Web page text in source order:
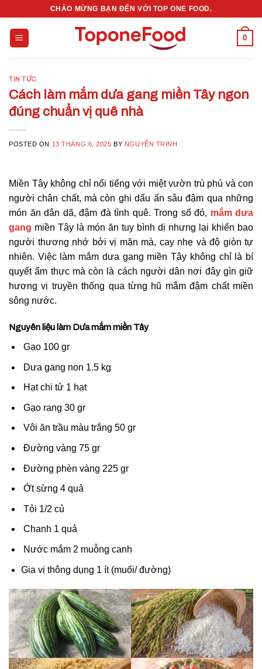
content
CHÀO MỪNG BẠN ĐẾN VỚI TOP ONE FOOD.
0
TIN TỨC
Cách làm mắm dưa gang miền Tây ngon
đúng chuẩn vị quê nhà
POSTED ON 13 THÁNG 6, 2025 BY NGUYỄN TRINH
Miền Tây không chỉ nổi tiếng với miệt vườn trù phú và con
người chân chất, mà còn ghi dấu ấn sâu đậm qua những
món ăn dân dã, đậm đà tình quê. Trong số đó, mắm dưa
gang miền Tây là món ăn tuy bình dị nhưng lại khiến bao
người thương nhớ bởi vị mặn mà, cay nhẹ và độ giòn tự
nhiên. Việc làm mắm dưa gang miền Tây không chỉ là bí
quyết ẩm thực mà còn là cách người dân nơi đây gìn giữ
hương vị truyền thống qua từng hũ mắm đậm chất miền
sông nước.
Nguyên liệu làm Dưa mắm miền Tây
Gạo 100 gr
Dưa gang non 1.5 kg
Hạt chi tử 1 hạt
Gạo rang 30 gr
Vôi ăn trầu màu trắng 50 gr
Đường vàng 75 gr
Đường phèn vàng 225 gr
Ớt sừng 4 quả
Tỏi 1/2 củ
Chanh 1 quả
Nước mắm 2 muỗng canh
Gia vị thông dụng 1 ít (muối/ đường)